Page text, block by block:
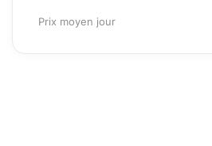
Prix moyen jour